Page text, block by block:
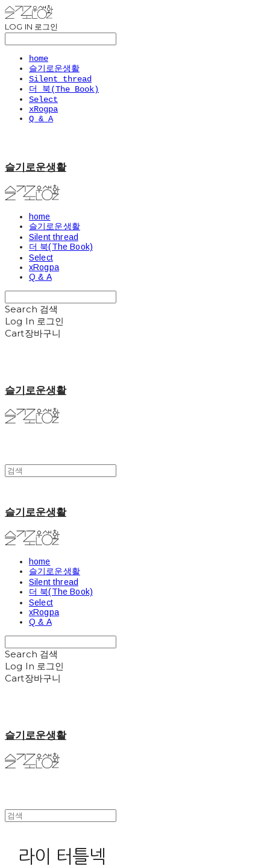
LOG IN 로그인
home
슬기로운생활
Silent thread
더 북(The Book)
Select
xRogpa
Q & A
슬기로운생활
home
슬기로운생활
Silent thread
더 북(The Book)
Select
xRogpa
Q & A
Search 검색
Log In 로그인
Cart장바구니
슬기로운생활
슬기로운생활
home
슬기로운생활
Silent thread
더 북(The Book)
Select
xRogpa
Q & A
Search 검색
Log In 로그인
Cart장바구니
슬기로운생활
라이 터틀넥